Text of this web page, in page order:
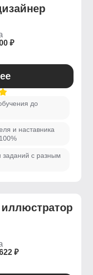
₽
до
и наставника
заданий с разным
₽